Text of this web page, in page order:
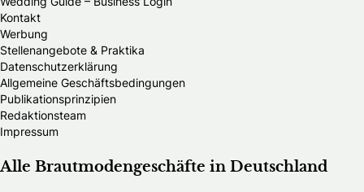
Kontakt
Werbung
Stellenangebote & Praktika
Datenschutzerklärung
Allgemeine Geschäftsbedingungen
Publikationsprinzipien
Redaktionsteam
Impressum
Alle Brautmodengeschäfte in Deutschland